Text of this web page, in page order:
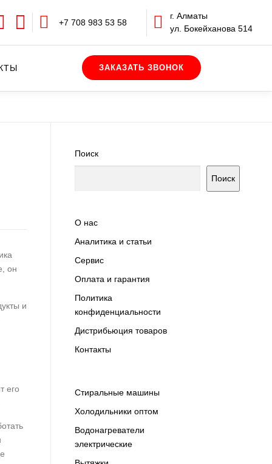
+7 708 983 53 58
г. Алматы
ул. Бокейханова 514
он
и
его
Поиск
Поиск
О нас
Аналитика и статьи
Сервис
Оплата и гарантия
Политика
конфиденциальности
Дистрибьюция товаров
Контакты
Cтиральные машины
Холодильники оптом
Водонагреватели
электрические